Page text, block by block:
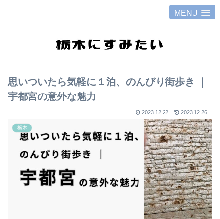
MENU
思いついたら気軽に１泊、のんびり街歩き ｜
宇都宮の意外な魅力
2023.12.22 2023.12.26
栃木